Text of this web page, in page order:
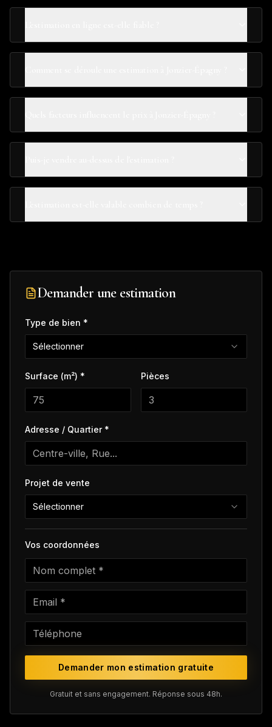
Demander une estimation
Type de bien *
Sélectionner
Surface (m²) * Pièces
Adresse / Quartier *
Projet de vente
Sélectionner
Vos coordonnées
Demander mon estimation gratuite
Gratuit et sans engagement. Réponse sous 48h.